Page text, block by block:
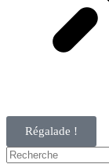
Régalade !